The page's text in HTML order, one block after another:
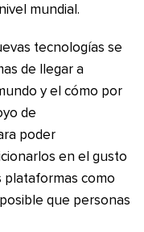
mundial.
tecnologías se
de llegar a
y el cómo por
de
poder
en el gusto
plataformas como
que personas